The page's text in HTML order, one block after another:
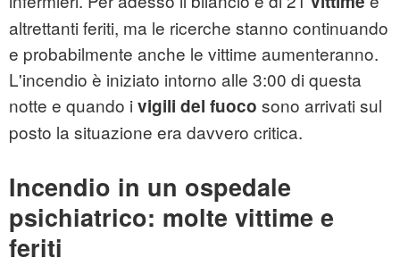
altrettanti feriti, ma le ricerche stanno continuando
e probabilmente anche le vittime aumenteranno.
L'incendio è iniziato intorno alle 3:00 di questa
notte e quando i vigili del fuoco sono arrivati sul
posto la situazione era davvero critica.
Incendio in un ospedale
psichiatrico: molte vittime e
feriti